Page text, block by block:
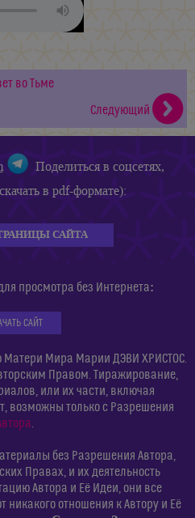
во Тьме
Следующий
Поделиться в соцсетях,
в pdf-формате):
САЙТА
просмотра без Интернета:
САЙТ
Матери Мира Марии ДЭВИ ХРИСТОС.
Правом. Тиражирование,
или их части, включая
возможны только с Разрешения
.
без Разрешения Автора,
Правах, и их деятельность
Автора и Её Идеи, они все
отношения к Автору и Её